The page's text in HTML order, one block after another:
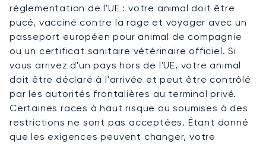
réglementation de l'UE : votre animal doit être
pucé, vacciné contre la rage et voyager avec un
passeport européen pour animal de compagnie
ou un certificat sanitaire vétérinaire officiel. Si
vous arrivez d'un pays hors de l'UE, votre animal
doit être déclaré à l'arrivée et peut être contrôlé
par les autorités frontalières au terminal privé.
Certaines races à haut risque ou soumises à des
restrictions ne sont pas acceptées. Étant donné
que les exigences peuvent changer, votre